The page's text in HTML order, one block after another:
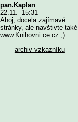
pan.Kaplan
22.11. 15:31
Ahoj, docela zajímavé
stránky, ale navštivte také
www.Knihovni ce.cz ;)
archiv vzkazníku